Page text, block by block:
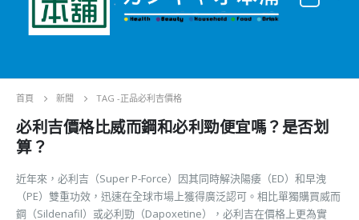
首頁 新聞 TAG -正品必利吉價格
必利吉價格比威而鋼和必利勁便宜嗎？是否划
算？
近年來，必利吉（Super P-Force）因其同時解決陽痿（ED）和早洩
（PE）雙重功效，迅速在全球市場上獲得廣泛認可。相比單獨購買威而
鋼（Sildenafil）或必利勁（Dapoxetine），必利吉在價格上更為實